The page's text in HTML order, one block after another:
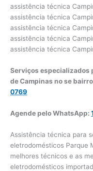
assistência técnica
assistência técnica
assistência técnica
assistência técnica
assistência técnica
Serviços especializados
de Campinas no se
0769
Agende pelo WhatsApp:
Assistência técnica para
eletrodomésticos Parque
melhores técnicos e as
eletrodomésticos